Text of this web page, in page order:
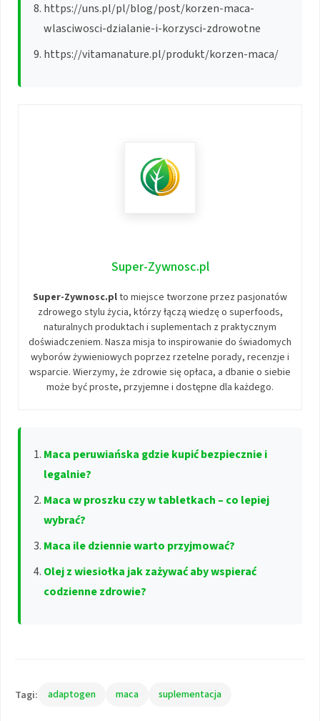
https://uns.pl/pl/blog/post/korzen-maca-
wlasciwosci-dzialanie-i-korzysci-zdrowotne
https://vitamanature.pl/produkt/korzen-maca/
Super-Zywnosc.pl
Super-Zywnosc.plto miejsce tworzone przez pasjonatów
zdrowego stylu życia, którzy łączą wiedzę o superfoods,
naturalnych produktach i suplementach z praktycznym
doświadczeniem. Nasza misja to inspirowanie do świadomych
wyborów żywieniowych poprzez rzetelne porady, recenzje i
wsparcie. Wierzymy, że zdrowie się opłaca, a dbanie o siebie
może być proste, przyjemne i dostępne dla każdego.
Maca peruwiańska gdzie kupić bezpiecznie i
legalnie?
Maca w proszku czy w tabletkach – co lepiej
wybrać?
Maca ile dziennie warto przyjmować?
Olej z wiesiołka jak zażywać aby wspierać
codzienne zdrowie?
Tagi: adaptogen maca suplementacja